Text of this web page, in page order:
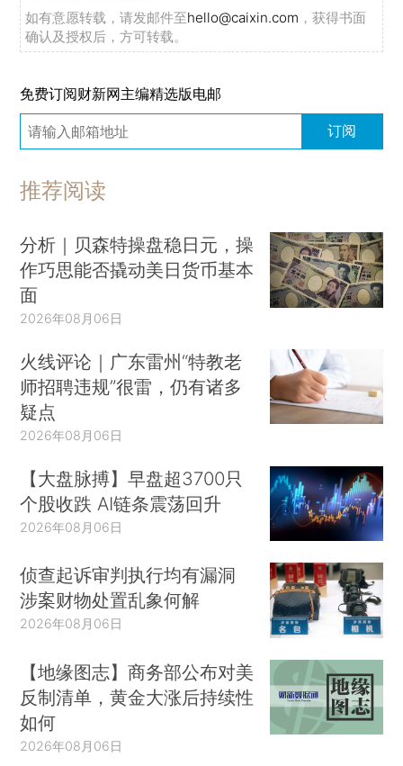
如有意愿转载，请发邮件至hello@caixin.com ，获得书面
确认及授权后，方可转载。
免费订阅财新网主编精选版电邮
订阅
推荐阅读
分析｜贝森特操盘稳日元，操
作巧思能否撬动美日货币基本
面
2026年08月06日
火线评论｜广东雷州“特教老
师招聘违规”很雷，仍有诸多
疑点
2026年08月06日
【大盘脉搏】早盘超3700只
个股收跌 AI链条震荡回升
2026年08月06日
侦查起诉审判执行均有漏洞
涉案财物处置乱象何解
2026年08月06日
【地缘图志】商务部公布对美
反制清单，黄金大涨后持续性
如何
2026年08月06日